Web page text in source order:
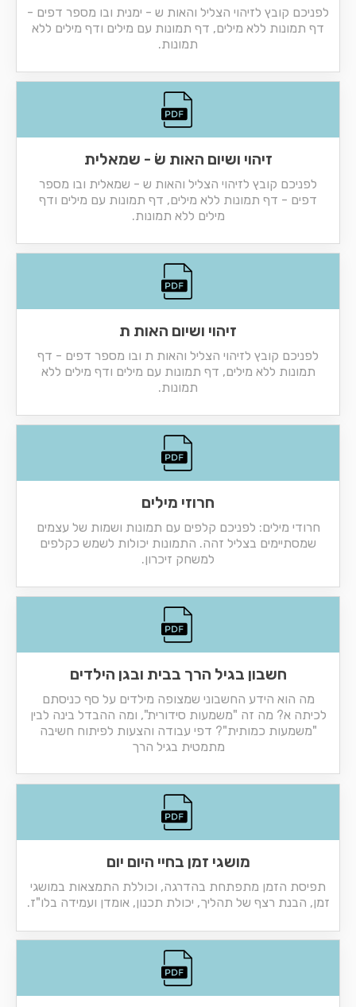
לפניכם קובץ לזיהוי הצליל והאות ש - ימנית ובו מספר דפים -
דף תמונות ללא מילים, דף תמונות עם מילים ודף מילים ללא
תמונות.
זיהוי ושיום האות שׂ - שמאלית
לפניכם קובץ לזיהוי הצליל והאות ש - שמאלית ובו מספר
דפים - דף תמונות ללא מילים, דף תמונות עם מילים ודף
מילים ללא תמונות.
זיהוי ושיום האות ת
לפניכם קובץ לזיהוי הצליל והאות ת ובו מספר דפים - דף
תמונות ללא מילים, דף תמונות עם מילים ודף מילים ללא
תמונות.
חרוזי מילים
חרודי מילים: לפניכם קלפים עם תמונות ושמות של עצמים
שמסתיימים בצליל זהה. התמונות יכולות לשמש כקלפים
למשחק זיכרון.
חשבון בגיל הרך בבית ובגן הילדים
מה הוא הידע החשבוני שמצופה מילדים על סף כניסתם
לכיתה א? מה זה "משמעות סידורית", ומה ההבדל בינה לבין
"משמעות כמותית"? דפי עבודה והצעות לפיתוח חשיבה
מתמטית בגיל הרך
מושגי זמן בחיי היום יום
תפיסת הזמן מתפתחת בהדרגה, וכוללת התמצאות במושגי
זמן, הבנת רצף של תהליך, יכולת תכנון, אומדן ועמידה בלו"ז.